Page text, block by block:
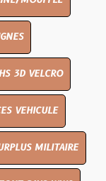
3D VELCRO
VEHICULE
MILITAIRE